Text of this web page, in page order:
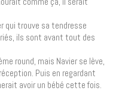
qui trouve sa tendresse
ils sont avant tout des
round, mais Navier se lève,
Puis en regardant
avoir un bébé cette fois.